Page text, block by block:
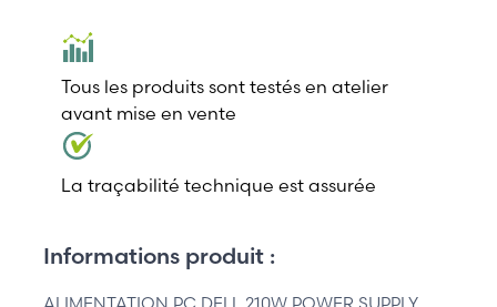
Tous les produits sont testés en atelier
avant mise en vente
La traçabilité technique est assurée
Informations produit :